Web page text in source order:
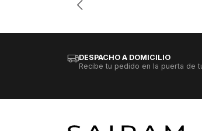
DESPACHO A DOMICILIO
Recibe tu pedido en la puerta de